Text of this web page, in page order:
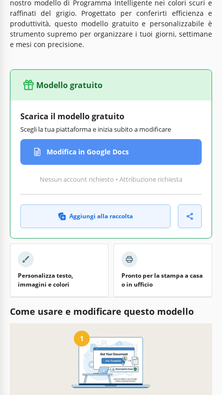
nostro modello di Programma Intelligente nei colori scuri e
raffinati del grigio. Progettato per conferirti efficienza e
produttività, questo modello gratuito e personalizzabile è
strumento supremo per organizzare i tuoi giorni, settimane
e mesi con precisione.
Modello gratuito
Scarica il modello gratuito
Scegli la tua piattaforma e inizia subito a modificare
Modifica in Google Docs
Nessun account richiesto • Attribuzione richiesta
Aggiungi alla raccolta
Personalizza testo,
immagini e colori
Pronto per la stampa a casa
o in ufficio
Come usare e modificare questo modello
1